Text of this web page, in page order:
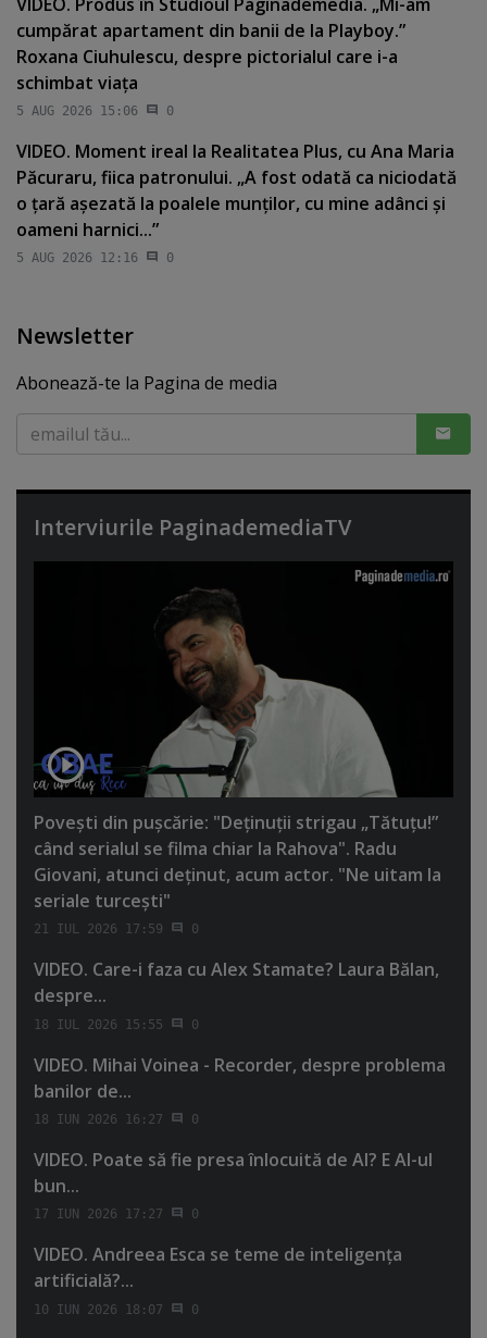
cumpărat apartament din banii de la Playboy.”
Roxana Ciuhulescu, despre pictorialul care i-a
schimbat viaţa
5 AUG 2026 15:06 0
VIDEO. Moment ireal la Realitatea Plus, cu Ana Maria
Păcuraru, fiica patronului. „A fost odată ca niciodată
o ţară aşezată la poalele munţilor, cu mine adânci şi
oameni harnici...”
5 AUG 2026 12:16 0
Newsletter
Abonează-te la Pagina de media
Interviurile PaginademediaTV
Poveşti din puşcărie: "Deţinuţii strigau „Tătuţu!”
când serialul se filma chiar la Rahova". Radu
Giovani, atunci deţinut, acum actor. "Ne uitam la
seriale turceşti"
21 IUL 2026 17:59 0
VIDEO. Care-i faza cu Alex Stamate? Laura Bălan,
despre...
18 IUL 2026 15:55 0
VIDEO. Mihai Voinea - Recorder, despre problema
banilor de...
18 IUN 2026 16:27 0
VIDEO. Poate să fie presa înlocuită de AI? E AI-ul
bun...
17 IUN 2026 17:27 0
VIDEO. Andreea Esca se teme de inteligenţa
artificială?...
10 IUN 2026 18:07 0